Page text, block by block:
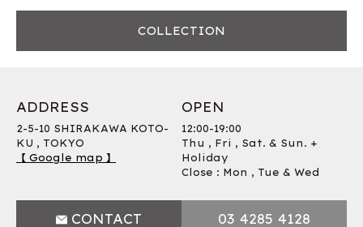
COLLECTION
ADDRESS
2-5-10 SHIRAKAWA KOTO-
KU , TOKYO
【 Google map 】
OPEN
12:00-19:00
Thu , Fri , Sat. & Sun. +
Holiday
Close : Mon , Tue & Wed
CONTACT 03 4285 4128